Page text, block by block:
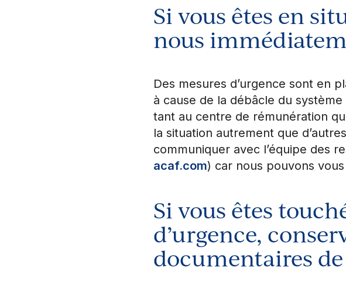
Si vous êtes en
nous
Des mesures d’urgence sont en
à cause de la débâcle du
tant au centre de rémunération
la situation autrement que
communiquer avec l’équipe des
acaf.com) car nous pouvons
Si vous êtes
d’urgence,
documentaires